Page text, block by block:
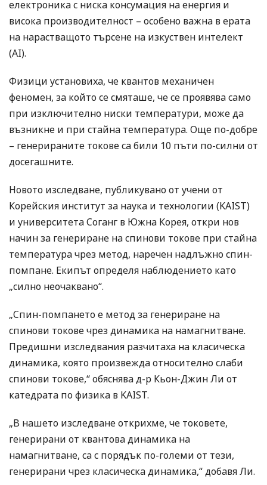
електроника с ниска консумация на енергия и
висока производителност – особено важна в ерата
на нарастващото търсене на изкуствен интелект
(AI).
Физици установиха, че квантов механичен
феномен, за който се смяташе, че се проявява само
при изключително ниски температури, може да
възникне и при стайна температура. Още по-добре
– генерираните токове са били 10 пъти по-силни от
досегашните.
Новото изследване, публикувано от учени от
Корейския институт за наука и технологии (KAIST)
и университета Соганг в Южна Корея, откри нов
начин за генериране на спинови токове при стайна
температура чрез метод, наречен надлъжно спин-
помпане. Екипът определя наблюдението като
„силно неочаквано“.
„Спин-помпането е метод за генериране на
спинови токове чрез динамика на намагнитване.
Предишни изследвания разчитаха на класическа
динамика, която произвежда относително слаби
спинови токове,“ обяснява д-р Кьон-Джин Ли от
катедрата по физика в KAIST.
„В нашето изследване открихме, че токовете,
генерирани от квантова динамика на
намагнитване, са с порядък по-големи от тези,
генерирани чрез класическа динамика,“ добавя Ли.